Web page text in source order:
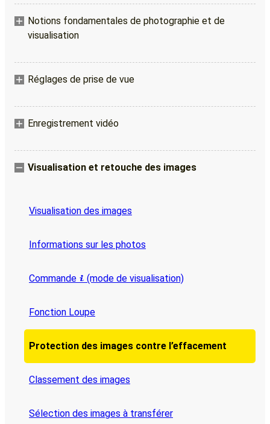
Notions fondamentales de photographie et de
visualisation
Réglages de prise de vue
Enregistrement vidéo
Visualisation et retouche des images
Visualisation des images
Informations sur les photos
Commande i (mode de visualisation)
Fonction Loupe
Protection des images contre l’effacement
Classement des images
Sélection des images à transférer